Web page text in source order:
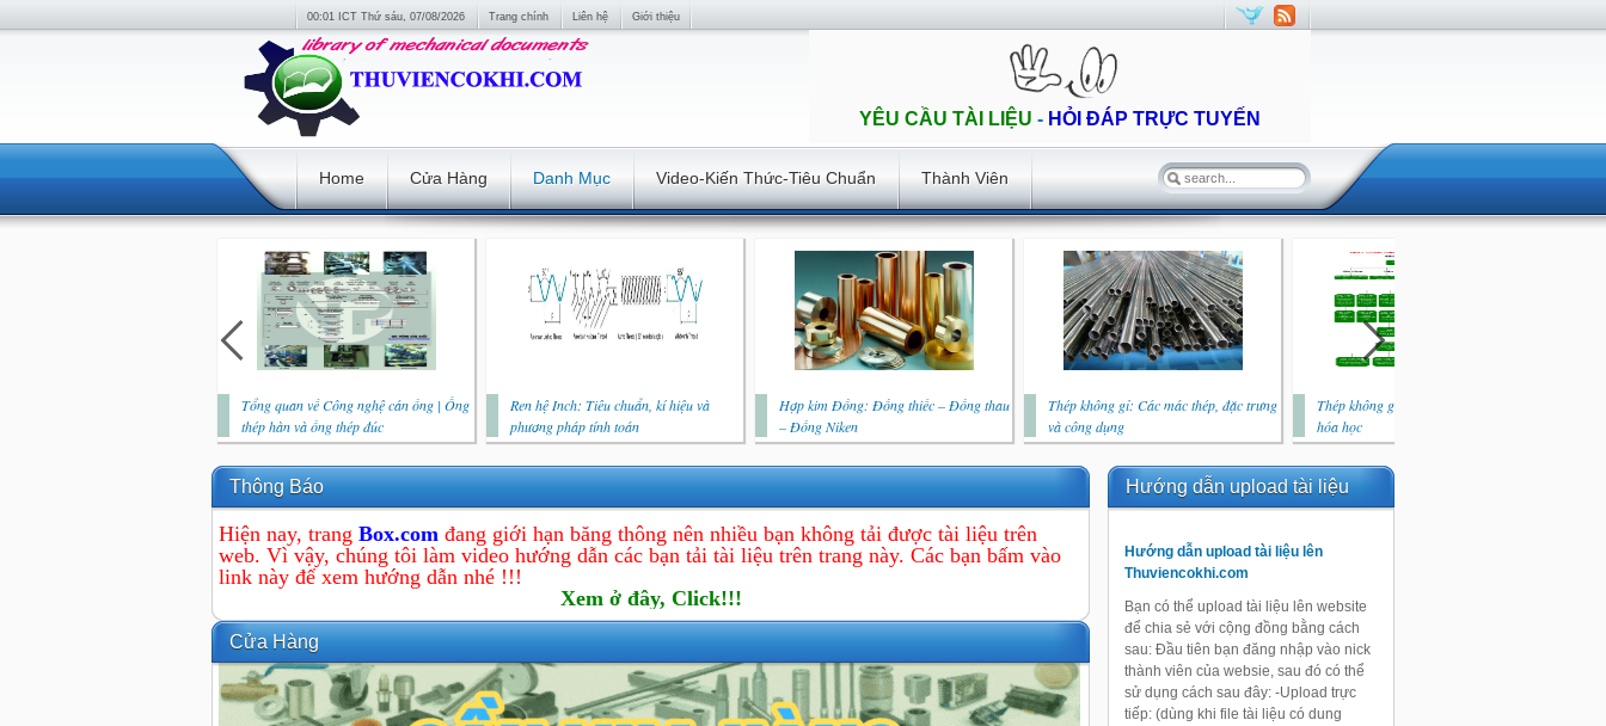
00:01 ICT Thứ sáu, 07/08/2026 Trang chính Liên hệ Giới thiệu
YÊU CẦU TÀI LIỆU - HỎI ĐÁP TRỰC TUYẾN
Home Cửa Hàng Danh Mục Video-Kiến Thức-Tiêu Chuẩn Thành Viên
Tổng quan về Công nghệ cán ống | Ống
thép hàn và ống thép đúc
Ren hệ Inch: Tiêu chuẩn, kí hiệu và
phương pháp tính toán
Hợp kim Đồng: Đồng thiếc – Đồng thau
– Đồng Niken
Thép không gỉ: Các mác thép, đặc trưng
và công dụng
Thép không gỉ: Vai trò của các nguyên tố
hóa học
Thông Báo
Hiện nay, trang Box.com đang giới hạn băng thông nên nhiều bạn không tải được tài liệu trên
web. Vì vậy, chúng tôi làm video hướng dẫn các bạn tải tài liệu trên trang này. Các bạn bấm vào
link này để xem hướng dẫn nhé !!!
Xem ở đây, Click!!!
Cửa Hàng
Hướng dẫn upload tài liệu
Hướng dẫn upload tài liệu lên
Thuviencokhi.com
Bạn có thể upload tài liệu lên website
để chia sẻ với cộng đồng bằng cách
sau: Đầu tiên bạn đăng nhập vào nick
thành viên của websie, sau đó có thể
sử dụng cách sau đây: -Upload trực
tiếp: (dùng khi file tài liệu có dung